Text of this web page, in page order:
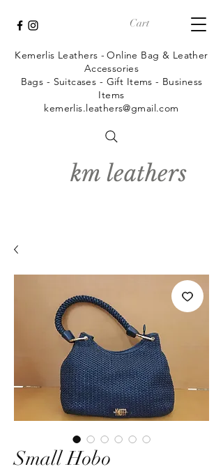
Cart
km leathers
Kemerlis Leathers - Online Bag & Leather
Accessories
Bags - Suitcases - Gift Items - Business
Items
kemerlis.leathers@gmail.com
Small Hobo